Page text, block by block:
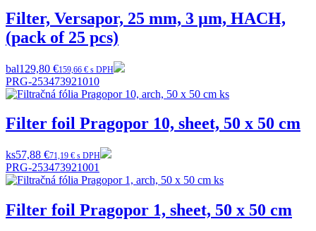
Filter, Versapor, 25 mm, 3 µm, HACH,
(pack of 25 pcs)
bal129,80 €159,66 € s DPH
PRG-253473921010
Filter foil Pragopor 10, sheet, 50 x 50 cm
ks57,88 €71,19 € s DPH
PRG-253473921001
Filter foil Pragopor 1, sheet, 50 x 50 cm